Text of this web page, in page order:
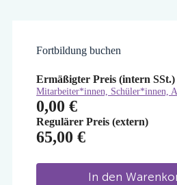
Fortbildung buchen
Ermäßigter Preis (intern SSt.)
Mitarbeiter*innen, Schüler*innen,
0,00€
Regulärer Preis (extern)
65,00€
In den